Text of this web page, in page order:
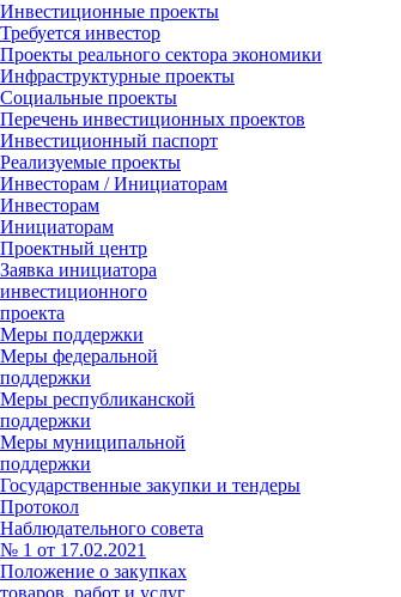
Инвестиционные проекты
Требуется инвестор
Проекты реального сектора экономики
Инфраструктурные проекты
Социальные проекты
Перечень инвестиционных проектов
Инвестиционный паспорт
Реализуемые проекты
Инвесторам / Инициаторам
Инвесторам
Инициаторам
Проектный центр
Заявка инициатора
инвестиционного
проекта
Меры поддержки
Меры федеральной
поддержки
Меры республиканской
поддержки
Меры муниципальной
поддержки
Государственные закупки и тендеры
Протокол
Наблюдательного совета
№ 1 от 17.02.2021
Положение о закупках
товаров, работ и услуг